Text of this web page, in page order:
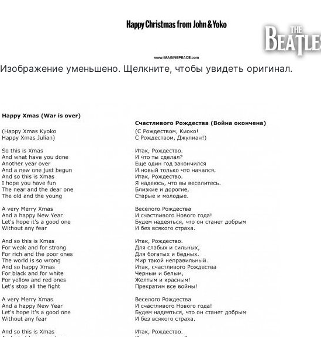
Изображение уменьшено. Щелкните, чтобы увидеть оригинал.